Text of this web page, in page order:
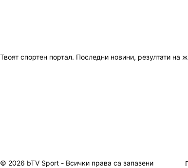
Твоят спортен портал. Последни новини, резултати на
© 2026 bTV Sport - Всички права са запазени